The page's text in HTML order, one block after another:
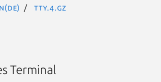
tty.4.gz
Terminal